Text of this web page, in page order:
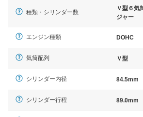
種類・シリンダー数
Ｖ型６気
ジャー
エンジン種類 DOHC
気筒配列 Ｖ型
シリンダー内径 84.5mm
シリンダー行程 89.0mm